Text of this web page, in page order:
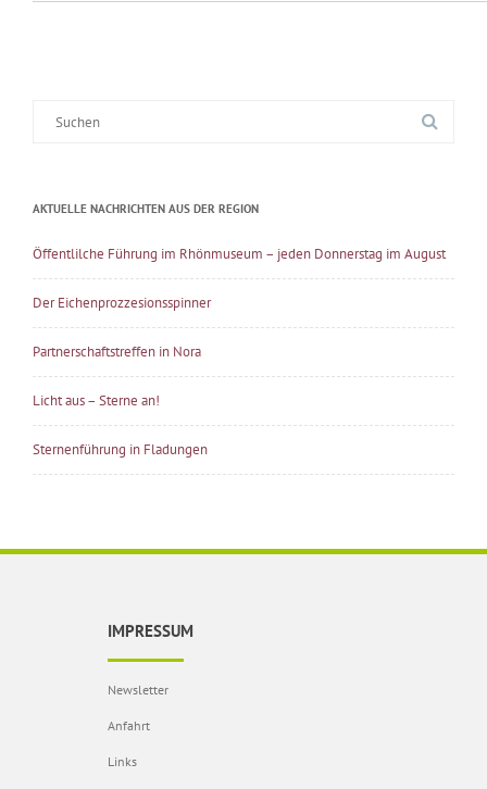
AKTUELLE NACHRICHTEN AUS DER REGION
Öffentlilche Führung im Rhönmuseum – jeden Donnerstag im August
Der Eichenprozzesionsspinner
Partnerschaftstreffen in Nora
Licht aus – Sterne an!
Sternenführung in Fladungen
IMPRESSUM
Newsletter
Anfahrt
Links